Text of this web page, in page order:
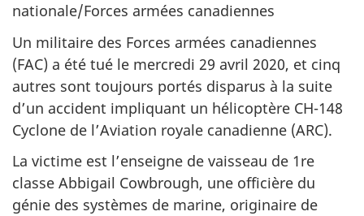
nationale/Forces armées canadiennes
Un militaire des Forces armées canadiennes
(FAC) a été tué le mercredi 29 avril 2020, et cinq
autres sont toujours portés disparus à la suite
d’un accident impliquant un hélicoptère CH-148
Cyclone de l’Aviation royale canadienne (ARC).
La victime est l’enseigne de vaisseau de 1re
classe Abbigail Cowbrough, une officière du
génie des systèmes de marine, originaire de